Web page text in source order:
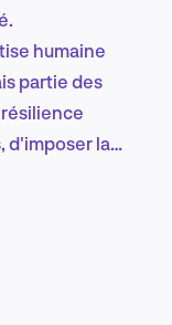
humaine
partie des
d'imposer la